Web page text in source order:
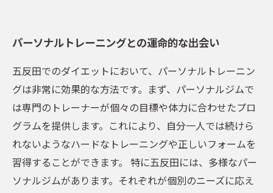
パーソナルトレーニングとの運命的な出会い
五反田でのダイエットにおいて、パーソナルトレーニン
グは非常に効果的な方法です。まず、パーソナルジムで
は専門のトレーナーが個々の目標や体力に合わせたプロ
グラムを提供します。これにより、自分一人では続けら
れないようなハードなトレーニングや正しいフォームを
習得することができます。 特に五反田には、多様なパー
ソナルジムがあります。それぞれが個別のニーズに応え